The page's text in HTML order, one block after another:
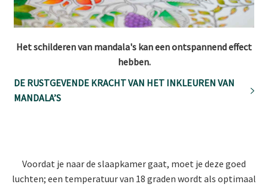
Het schilderen van mandala's kan een ontspannend effect
hebben.
DE RUSTGEVENDE KRACHT VAN HET INKLEUREN VAN
MANDALA’S
Voordat je naar de slaapkamer gaat, moet je deze goed
luchten; een temperatuur van 18 graden wordt als optimaal